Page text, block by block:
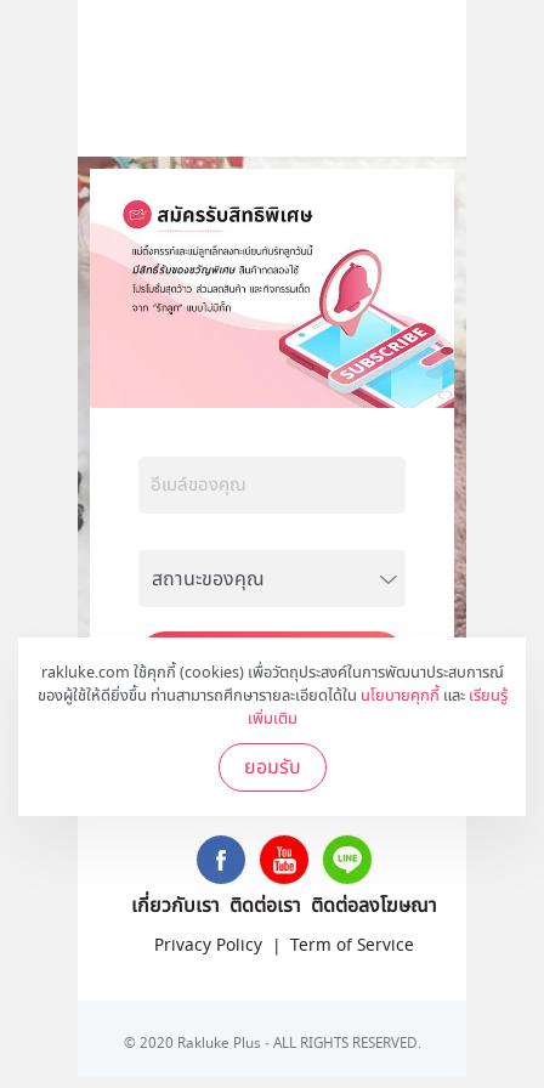
rakluke.com ใช้คุกกี้ (cookies) เพื่อวัตถุประสงค์ในการพัฒนาประสบการณ์
ของผู้ใช้ให้ดียิ่งขึ้น ท่านสามารถศึกษารายละเอียดได้ใน นโยบายคุกกี้ และ เรียนรู้
เพิ่มเติม
ยอมรับ
สมัคร
ติดตามเราได้ที่
เกี่ยวกับเรา ติดต่อเรา ติดต่อลงโฆษณา
Privacy Policy | Term of Service
© 2020 Rakluke Plus - ALL RIGHTS RESERVED.